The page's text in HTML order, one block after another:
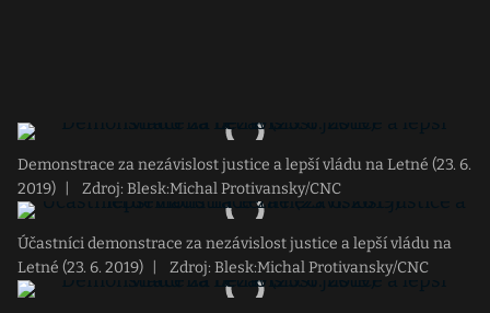
Demonstrace za nezávislost justice a lepší vládu na Letné (23. 6.
2019)
Zdroj: Blesk:Michal Protivansky/CNC
Účastníci demonstrace za nezávislost justice a lepší vládu na
Letné (23. 6. 2019)
Zdroj: Blesk:Michal Protivansky/CNC